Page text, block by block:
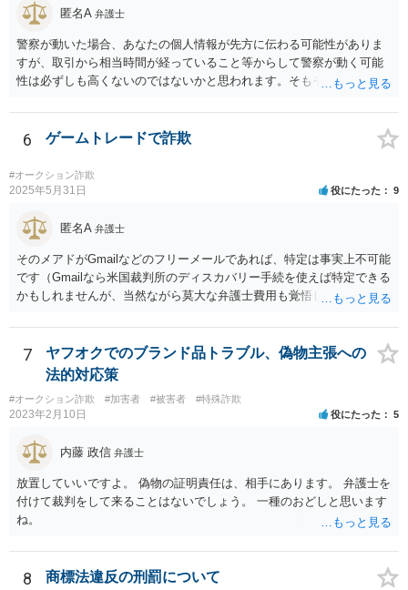
匿名A 弁護士
警察が動いた場合、あなたの個人情報が先方に伝わる可能性がありま
すが、取引から相当時間が経っていること等からして警察が動く可能
性は必ずしも高くないのではないかと思われます。そもそも虚偽の事
考えますと、先方が勘違いしている等の事情がないかぎり、先方が警
察に被害申告することはあまり考えにくいのではないかと存じます。
入手先等を明らかにできる資料等をまとめておかれることをおすすめ
いたします。 先方の脅し文句等がエスカレートするようでしたら、や
要罪や詐欺罪等で被害届を出せないか相談されることも考えられるか
を持ち出してきた場合は、弁護士の氏名と登録番号を聞いた上で、日
弁連の弁護士検索ページで実在するか確認し、仮に実在する場合であ
ってもなりすましの可能性もあるので、日弁連の弁護士検索ページで
についてはできるだけ伏せる形の方が良いかと存じます。今回の場合
でいえば、あなたの本名を名乗らなくともフリマアプリ上のアカウン
ポイントは相手から聞いた弁護士の連絡先ではなりすましたニセ弁護
ージで検索して表示された電話番号にかけて確認することです。 いず
れにせよ、先方に対して個人情報を不用意に開示することはおすすめ
しません。弁護士に電話する際も基本的には非通知でかけて電話番号
等は教えない方が良いかと存じます。
6 ゲームトレードで詐欺
#オークション詐欺
2025年5月31日 役にたった 9
匿名A 弁護士
そのメアドがGmailなどのフリーメールであれば、特定は事実上不可能
です（Gmailなら米国裁判所のディスカバリー手続を使えば特定できる
かもしれませんが、当然ながら莫大な弁護士費用も覚悟しなければな
メールである場合は弁護士会照会で判明する可能性がありますが、見
通しや費用感については弁護士へ直接おたずねいただいた方がよいで
しょう。
7
ヤフオクでのブランド品トラブル、偽物主張への
法的対応策
#オークション詐欺 #加害者 #被害者 #特殊詐欺
2023年2月10日 役にたった 5
内藤 政信 弁護士
放置していいですよ。 偽物の証明責任は、相手にあります。 弁護士を
付けて裁判をして来ることはないでしょう。 一種のおどしと思います
ね。
8 商標法違反の刑罰について